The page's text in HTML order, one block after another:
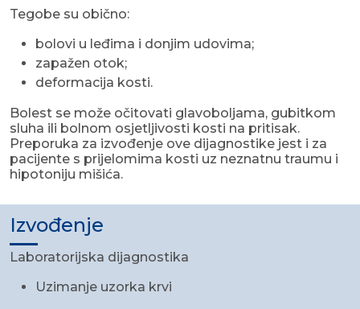
Tegobe su obično:
bolovi u leđima i donjim udovima;
zapažen otok;
deformacija kosti.
Bolest se može očitovati glavoboljama, gubitkom
sluha ili bolnom osjetljivosti kosti na pritisak.
Preporuka za izvođenje ove dijagnostike jest i za
pacijente s prijelomima kosti uz neznatnu traumu i
hipotoniju mišića.
Izvođenje
Laboratorijska dijagnostika
Uzimanje uzorka krvi